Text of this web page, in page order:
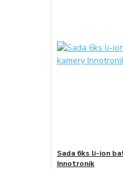
Sada 6ks li-ion
Innotronik